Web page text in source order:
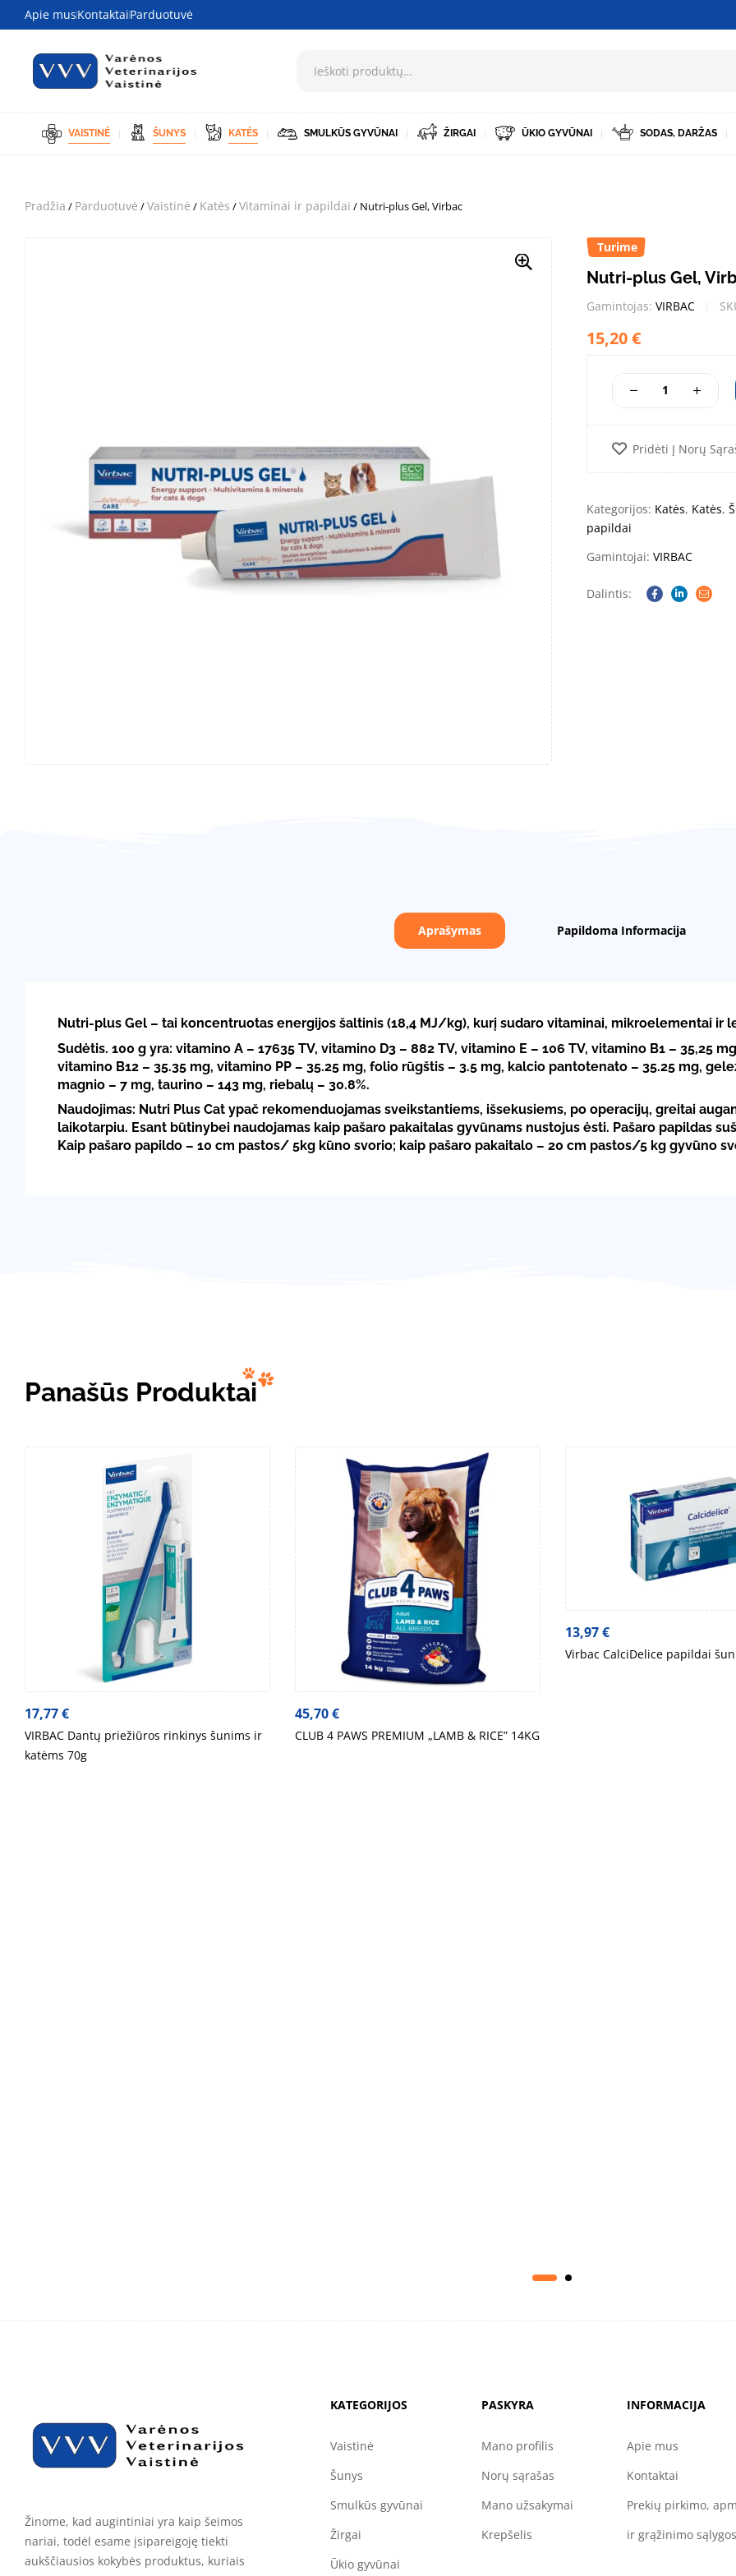
Apie musKontaktaiParduotuvė
VAISTINĖ ŠUNYS KATĖS SMULKŪS GYVŪNAI ŽIRGAI ŪKIO GYVŪNAI SODAS, DARŽAS
Pradžia / Parduotuvė /Vaistinė / Katės /Vitaminai ir papildai / Nutri-plus Gel, Virbac
Turime
Nutri-plus Gel,
Gamintojas: VIRBAC
15,20€
Pridėti Į Norų
Kategorijos: Katės, Katės,
papildai
Gamintojai: VIRBAC
Dalintis:
Facebook
Linkedin
Email
Aprašymas Papildoma Informacija
Nutri-plus Gel – tai koncentruotas energijos šaltinis (18,4 MJ/kg), kurį sudaro vitaminai, mikroelementai ir
Sudėtis. 100 g yra: vitamino A – 17635 TV, vitamino D3 – 882 TV, vitamino E – 106 TV, vitamino B1 – 35,25
vitamino B12 – 35.35 mg, vitamino PP – 35.25 mg, folio rūgštis – 3.5 mg, kalcio pantotenato – 35.25 mg,
magnio – 7 mg, taurino – 143 mg, riebalų – 30.8%.
Naudojimas: Nutri Plus Cat ypač rekomenduojamas sveikstantiems, išsekusiems, po operacijų, greitai
laikotarpiu. Esant būtinybei naudojamas kaip pašaro pakaitalas gyvūnams nustojus ėsti. Pašaro papildas
Kaip pašaro papildo – 10 cm pastos/ 5kg kūno svorio; kaip pašaro pakaitalo – 20 cm pastos/5 kg gyvūno
Panašūs Produktai
17,77€
VIRBAC Dantų priežiūros rinkinys šunims ir
katėms 70g
45,70€
CLUB 4 PAWS PREMIUM „LAMB & RICE” 14KG
13,97€
Virbac CalciDelice papildai
Žinome, kad augintiniai yra kaip šeimos
nariai, todėl esame įsipareigoję tiekti
aukščiausios kokybės produktus, kuriais
KATEGORIJOS
Vaistinė
Šunys
Smulkūs gyvūnai
Žirgai
Ūkio gyvūnai
PASKYRA
Mano profilis
Norų sąrašas
Mano užsakymai
Krepšelis
INFORMACIJA
Apie mus
Kontaktai
Prekių pirkimo,
ir grąžinimo sąlygos